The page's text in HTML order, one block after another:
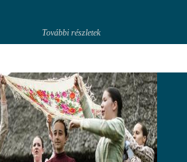
További részletek